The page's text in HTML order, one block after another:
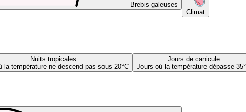
Brebis galeuses
Climat
Nuits tropicales
la température ne descend pas sous 20°C
Jours de canicule
Jours où la température dépasse